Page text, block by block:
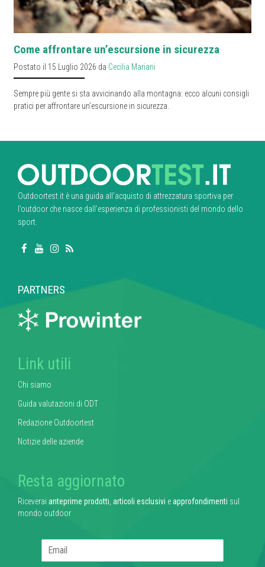
Come affrontare un’escursione in sicurezza
Postato il 15 Luglio 2026 da Cecilia Mariani
Sempre più gente si sta avvicinando alla montagna: ecco alcuni consigli
pratici per affrontare un’escursione in sicurezza.
Outdoortest.it è una guida all’acquisto di attrezzatura sportiva per
l’outdoor che nasce dall’esperienza di professionisti del mondo dello
sport.
PARTNERS
Link utili
Chi siamo
Guida valutazioni di ODT
Redazione Outdoortest
Notizie delle aziende
Resta aggiornato
Riceverai anteprime prodotti articoli esclusivi eapprofondimenti sul
mondo outdoor